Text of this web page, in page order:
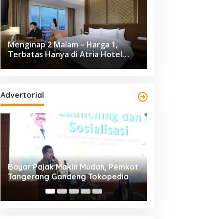
Menginap 2 Malam – Harga 1,
Terbatas Hanya di Atria Hotel
Advertorial
Resmi Bergulir, 651 Kafilah
Ramaikan MTQ XXV Kota
Tangerang di Ciledug